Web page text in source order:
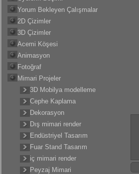
Yorum Bekleyen Çalışmalar
2D Çizimler
3D Çizimler
Acemi Köşesi
Animasyon
Fotoğraf
Mimari Projeler
3D Mobilya modelleme
Cephe Kaplama
Dekorasyon
Dış mimari render
Endüstriyel Tasarım
Fuar Stand Tasarım
iç mimari render
Peyzaj Mimari